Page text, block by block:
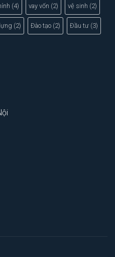
(4) vay vốn (2) vệ sinh (2)
(2) Đào tạo (2) Đầu tư (3)